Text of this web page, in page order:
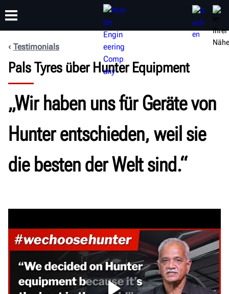
PRODUKTE SUPPORT
SCHULUNG
ÜBER
Testimonials
Pals Tyres über Hunter Equipment
„Wir haben uns für Geräte von
Hunter entschieden, weil sie
die besten der Welt sind.“